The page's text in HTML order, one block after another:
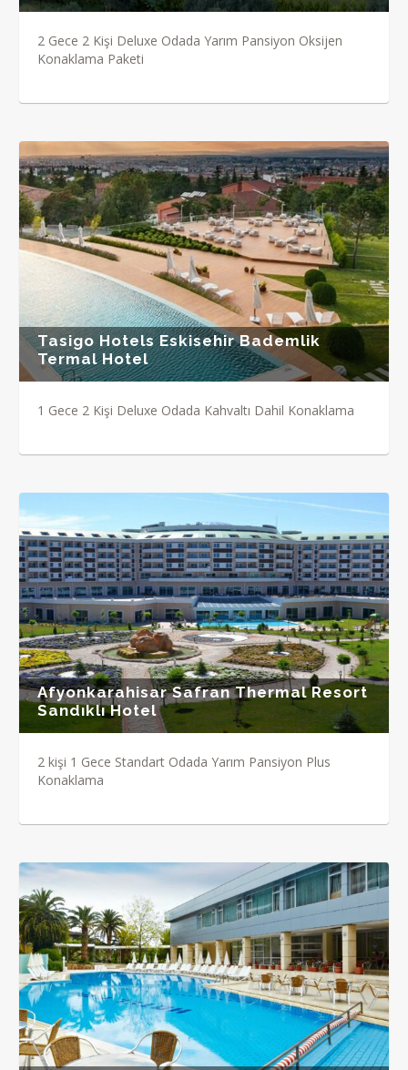
2 Gece 2 Kişi Deluxe Odada Yarım Pansiyon Oksijen
Konaklama Paketi
Tasigo Hotels Eskisehir Bademlik
Termal Hotel
1 Gece 2 Kişi Deluxe Odada Kahvaltı Dahil Konaklama
Afyonkarahisar Safran Thermal Resort
Sandıklı Hotel
2 kişi 1 Gece Standart Odada Yarım Pansiyon Plus
Konaklama